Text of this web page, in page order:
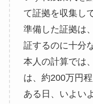
て証拠を収集し
準備した証拠は
証するのに十分
本人の計算では
は、約200万円
ある日、いよい